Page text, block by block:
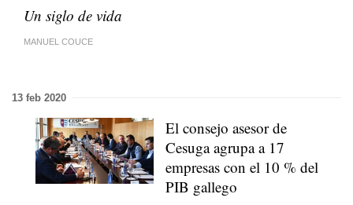
Un siglo de vida
MANUEL COUCE
13 feb 2020
El consejo asesor de
Cesuga agrupa a 17
empresas con el 10 % del
PIB gallego